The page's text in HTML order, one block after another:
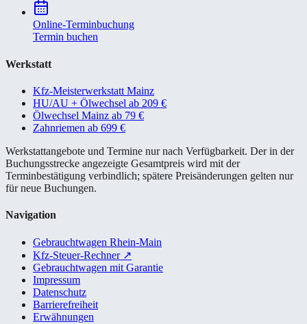
Online-Terminbuchung
Termin buchen
Werkstatt
Kfz-Meisterwerkstatt Mainz
HU/AU + Ölwechsel ab 209 €
Ölwechsel Mainz ab 79 €
Zahnriemen ab 699 €
Werkstattangebote und Termine nur nach Verfügbarkeit. Der in der
Buchungsstrecke angezeigte Gesamtpreis wird mit der
Terminbestätigung verbindlich; spätere Preisänderungen gelten nur
für neue Buchungen.
Navigation
Gebrauchtwagen Rhein-Main
Kfz-Steuer-Rechner ↗
Gebrauchtwagen mit Garantie
Impressum
Datenschutz
Barrierefreiheit
Erwähnungen